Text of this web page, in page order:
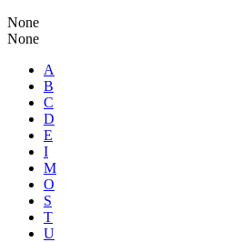
None
None
A
B
C
D
E
I
M
O
S
T
U